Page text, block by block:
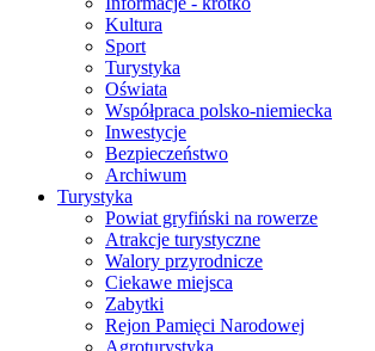
Kultura
Sport
Turystyka
Oświata
Współpraca polsko-niemiecka
Inwestycje
Bezpieczeństwo
Archiwum
Turystyka
Powiat gryfiński na rowerze
Atrakcje turystyczne
Walory przyrodnicze
Ciekawe miejsca
Zabytki
Rejon Pamięci Narodowej
Agroturystyka